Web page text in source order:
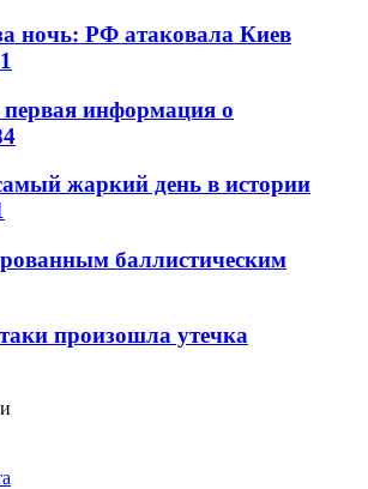
ночь: РФ атаковала Киев
информация о
жаркий день в истории
баллистическим
произошла утечка